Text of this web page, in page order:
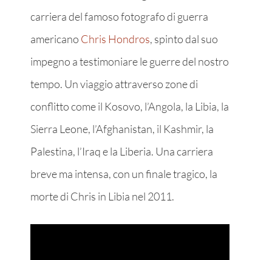
carriera del famoso fotografo di guerra
americano Chris Hondros, spinto dal suo
impegno a testimoniare le guerre del nostro
tempo. Un viaggio attraverso zone di
conflitto come il Kosovo, l’Angola, la Libia, la
Sierra Leone, l’Afghanistan, il Kashmir, la
Palestina, l’Iraq e la Liberia. Una carriera
breve ma intensa, con un finale tragico, la
morte di Chris in Libia nel 2011.